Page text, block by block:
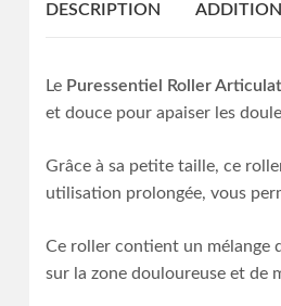
DESCRIPTION
Le Puressentiel Roller
et douce pour apaiser les
Grâce à sa petite taille, ce
utilisation prolongée, vous
Ce roller contient un mélange
sur la zone douloureuse et de